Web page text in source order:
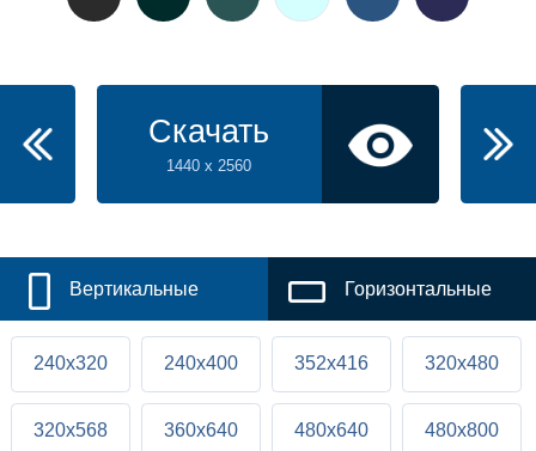
Скачать
1440 x 2560
Вертикальные Горизонтальные
240x320 240x400 352x416 320x480
320x568 360x640 480x640 480x800